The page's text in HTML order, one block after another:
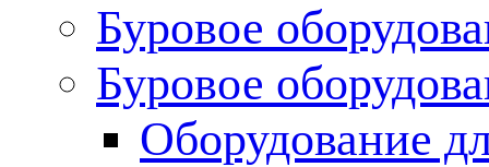
Буровое
Буровое
Оборудование